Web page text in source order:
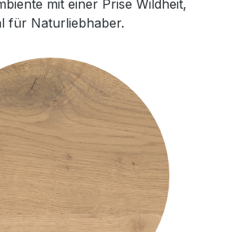
mit einer Prise Wildheit,
für Naturliebhaber.